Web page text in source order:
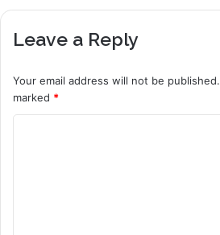
Leave a Reply
Your email address will not be published.
marked *